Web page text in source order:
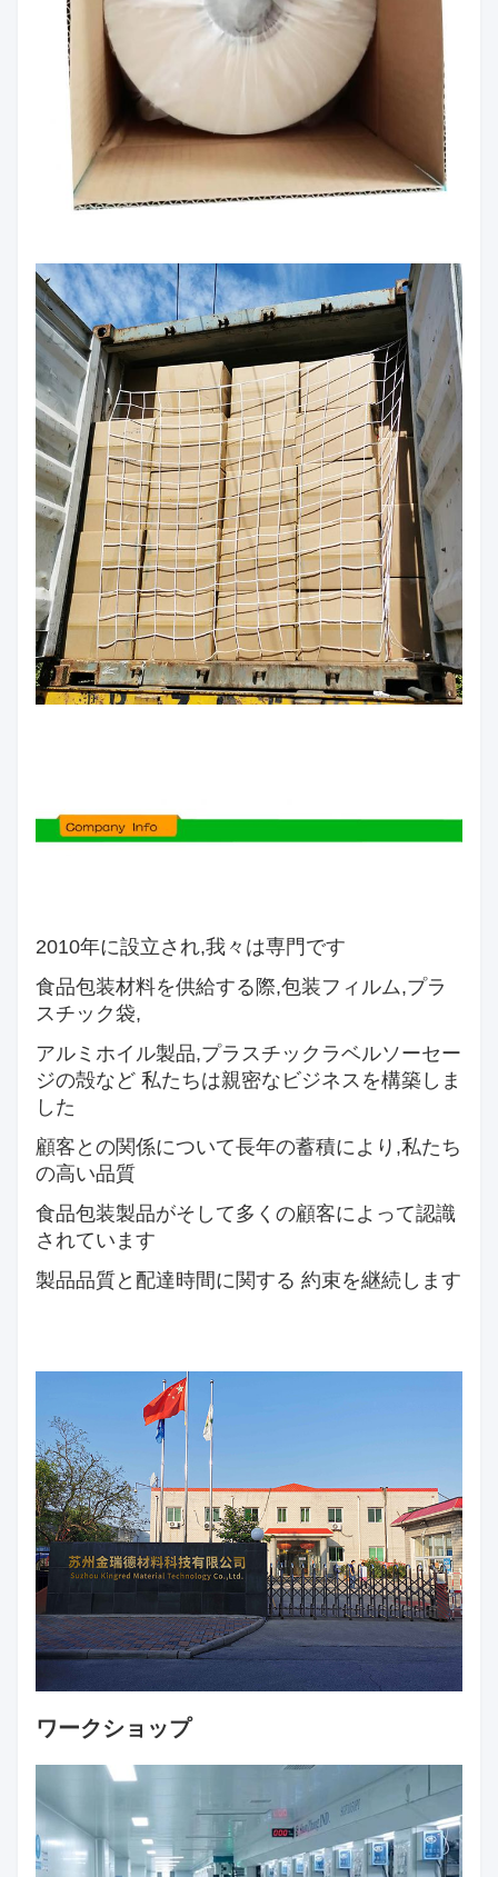
2010年に設立され,我々は専門です
食品包装材料を供給する際,包装フィルム,プラ
スチック袋,
アルミホイル製品,プラスチックラベルソーセー
ジの殻など 私たちは親密なビジネスを構築しま
した
顧客との関係について長年の蓄積により,私たち
の高い品質
食品包装製品がそして多くの顧客によって認識
されています
製品品質と配達時間に関する 約束を継続します
ワークショップ